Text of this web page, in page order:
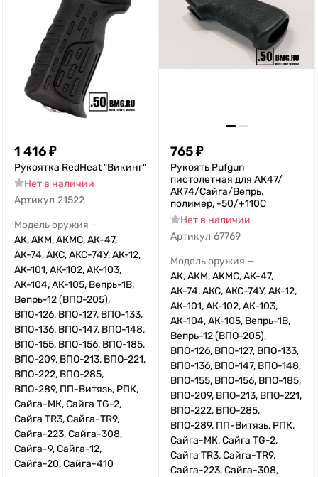
1 416₽
Рукоятка RedHeat "Викинг"
Нет в наличии
Артикул 21522
Модель оружия —
АК, АКМ, АКМС, АК-47,
АК-74, АКС, АКС-74У, АК-12,
АК-101, АК-102, АК-103,
АК-104, АК-105, Вепрь-1В,
Вепрь-12 (ВПО-205),
ВПО-126, ВПО-127, ВПО-133,
ВПО-136, ВПО-147, ВПО-148,
ВПО-155, ВПО-156, ВПО-185,
ВПО-209, ВПО-213, ВПО-221,
ВПО-222, ВПО-285,
ВПО-289, ПП-Витязь, РПК,
Сайга-МК, Сайга TG-2,
Сайга TR3, Сайга-TR9,
Сайга-223, Сайга-308,
Сайга-9, Сайга-12,
Сайга-20, Сайга-410
765₽
Рукоять Pufgun
пистолетная для АК47/
АК74/Сайга/Вепрь,
полимер, -50/+110С
Нет в наличии
Артикул 67769
Модель оружия —
АК, АКМ, АКМС, АК-47,
АК-74, АКС, АКС-74У, АК-12,
АК-101, АК-102, АК-103,
АК-104, АК-105, Вепрь-1В,
Вепрь-12 (ВПО-205),
ВПО-126, ВПО-127, ВПО-133,
ВПО-136, ВПО-147, ВПО-148,
ВПО-155, ВПО-156, ВПО-185,
ВПО-209, ВПО-213, ВПО-221,
ВПО-222, ВПО-285,
ВПО-289, ПП-Витязь, РПК,
Сайга-МК, Сайга TG-2,
Сайга TR3, Сайга-TR9,
Сайга-223, Сайга-308,